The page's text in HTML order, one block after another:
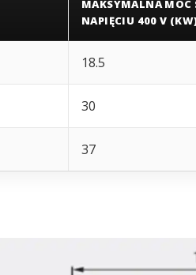
MAKSYMALNA MOC
NAPIĘCIU 400 V
18.5
30
37